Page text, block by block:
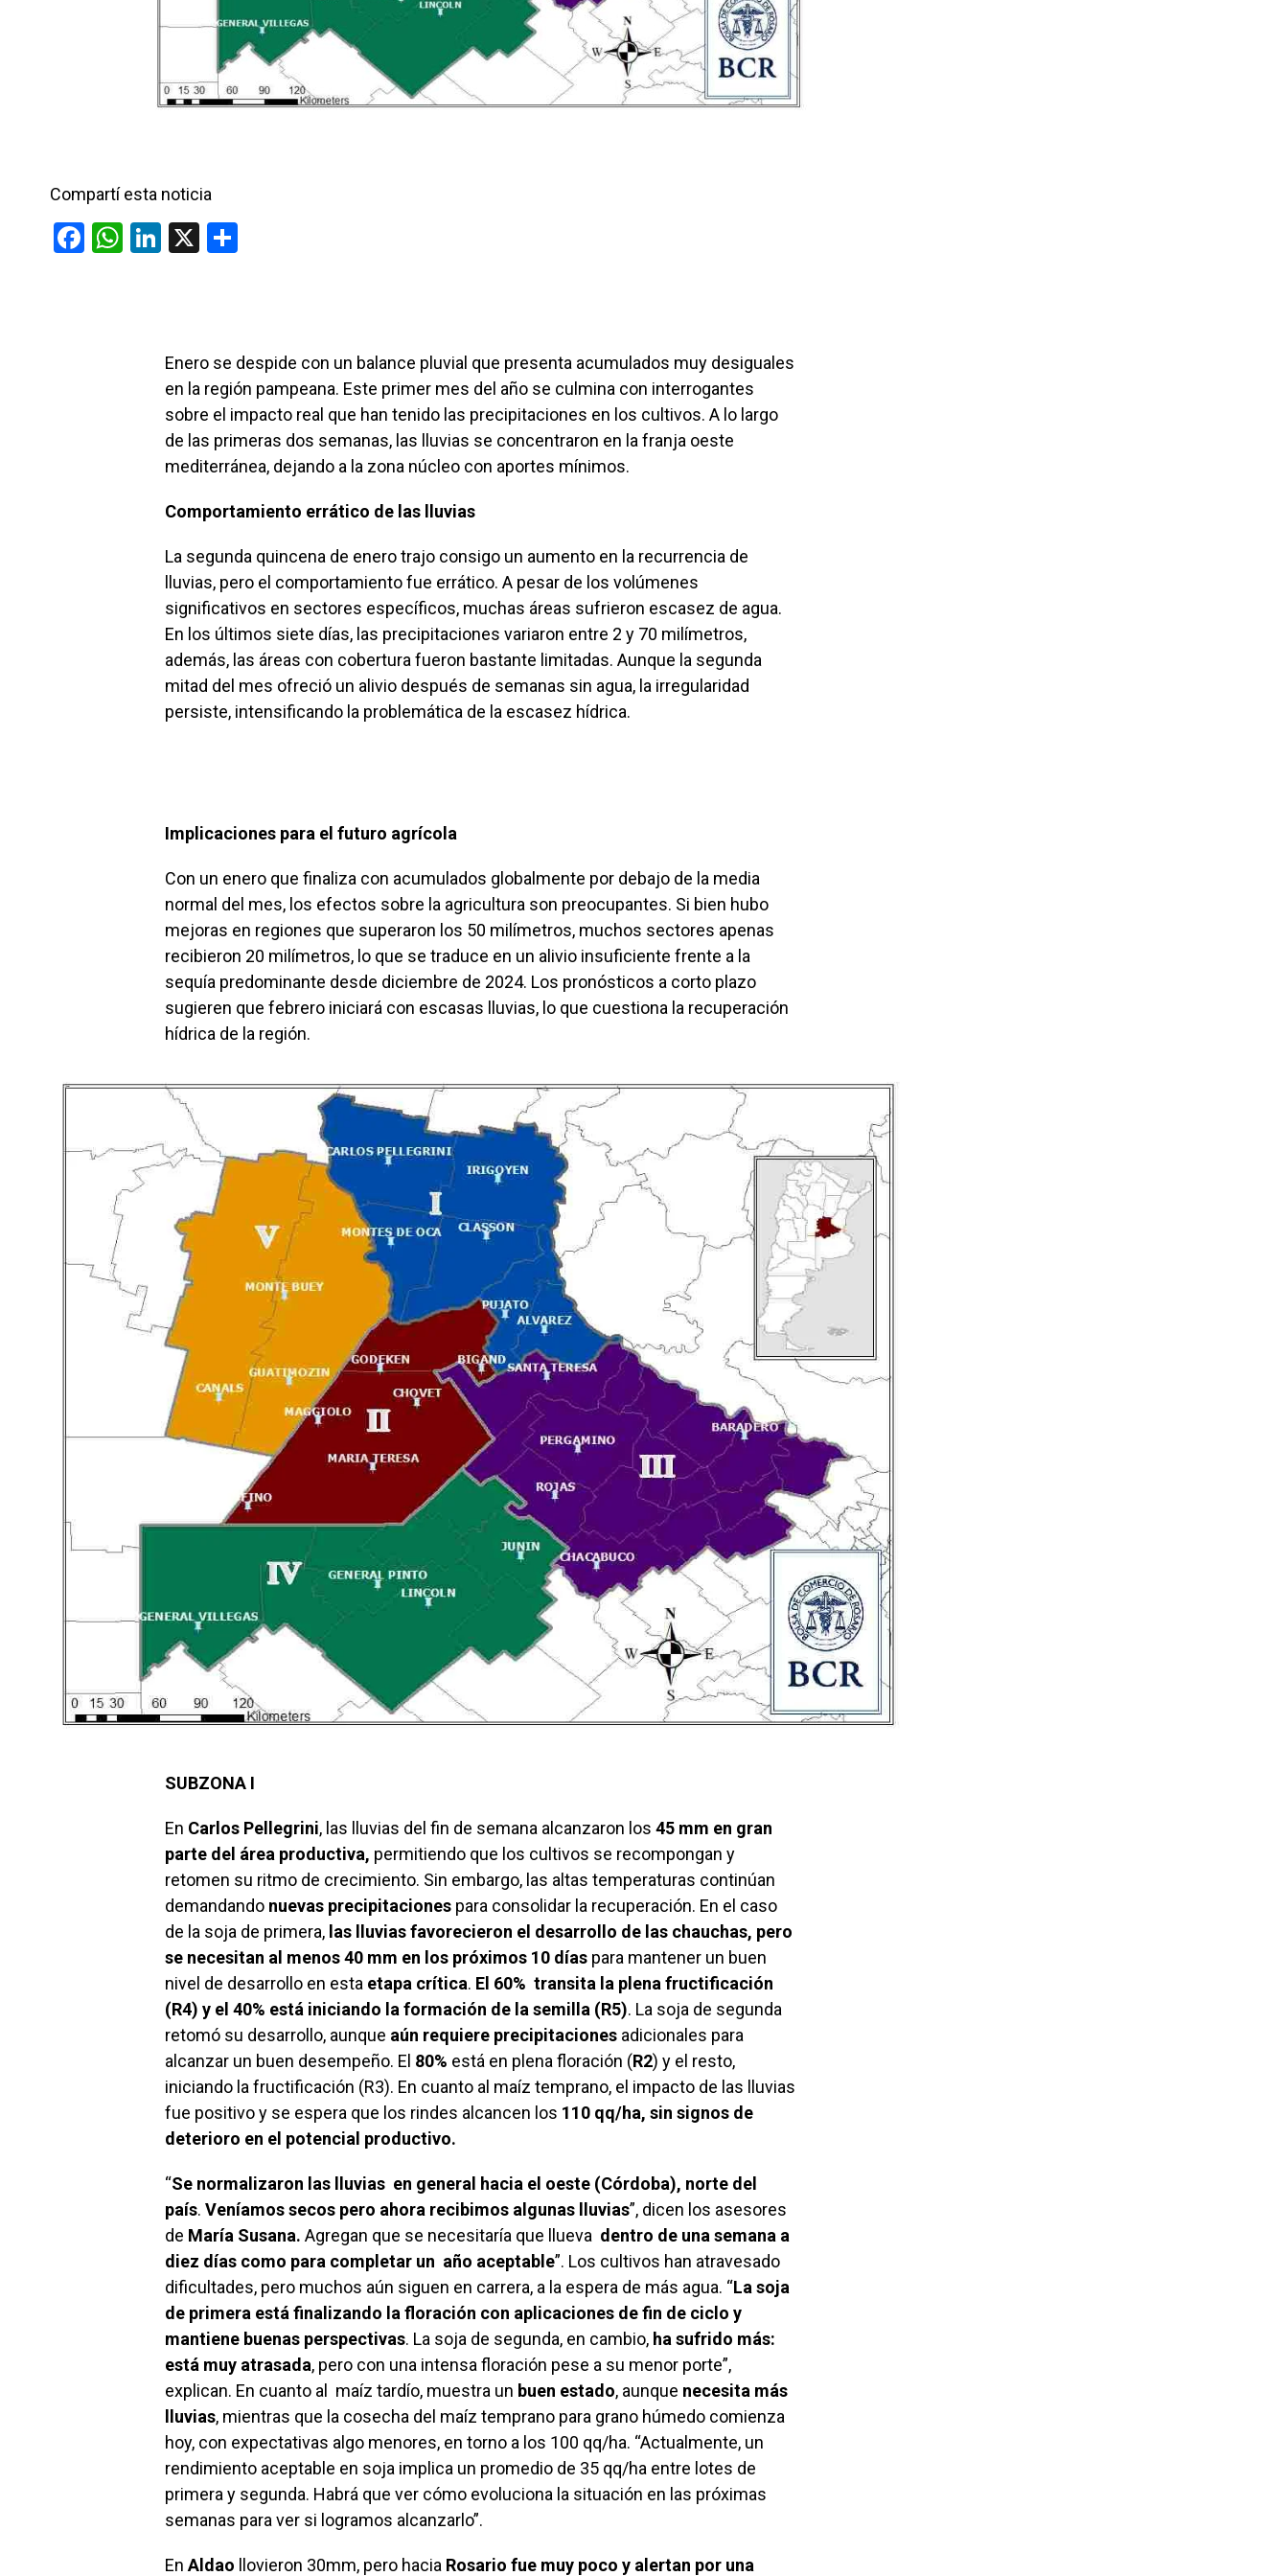
Compartí esta noticia
F
W Li
n
X
ar
tir
Enero se despide con un balance pluvial que presenta acumulados muy desiguales
en la región pampeana. Este primer mes del año se culmina con interrogantes
sobre el impacto real que han tenido las precipitaciones en los cultivos. A lo largo
de las primeras dos semanas, las lluvias se concentraron en la franja oeste
mediterránea, dejando a la zona núcleo con aportes mínimos.
Comportamiento errático de las lluvias
La segunda quincena de enero trajo consigo un aumento en la recurrencia de
lluvias, pero el comportamiento fue errático. A pesar de los volúmenes
significativos en sectores específicos, muchas áreas sufrieron escasez de agua.
En los últimos siete días, las precipitaciones variaron entre 2 y 70 milímetros,
además, las áreas con cobertura fueron bastante limitadas. Aunque la segunda
mitad del mes ofreció un alivio después de semanas sin agua, la irregularidad
persiste, intensificando la problemática de la escasez hídrica.
Implicaciones para el futuro agrícola
Con un enero que finaliza con acumulados globalmente por debajo de la media
normal del mes, los efectos sobre la agricultura son preocupantes. Si bien hubo
mejoras en regiones que superaron los 50 milímetros, muchos sectores apenas
recibieron 20 milímetros, lo que se traduce en un alivio insuficiente frente a la
sequía predominante desde diciembre de 2024. Los pronósticos a corto plazo
sugieren que febrero iniciará con escasas lluvias, lo que cuestiona la recuperación
hídrica de la región.
SUBZONA I
En Carlos Pellegrini, las lluvias del fin de semana alcanzaron los 45 mm en gran
parte del área productiva, permitiendo que los cultivos se recompongan y
retomen su ritmo de crecimiento. Sin embargo, las altas temperaturas continúan
demandando nuevas precipitaciones para consolidar la recuperación. En el caso
de la soja de primera, las lluvias favorecieron el desarrollo de las chauchas, pero
se necesitan al menos 40 mm en los próximos 10 días para mantener un buen
nivel de desarrollo en esta etapa crítica. El 60% transita la plena fructificación
(R4) y el 40% está iniciando la formación de la semilla (R5). La soja de segunda
retomó su desarrollo, aunque aún requiere precipitaciones adicionales para
alcanzar un buen desempeño. El 80% está en plena floración (R2) y el resto,
iniciando la fructificación (R3). En cuanto al maíz temprano, el impacto de las lluvias
fue positivo y se espera que los rindes alcancen los 110 qq/ha, sin signos de
deterioro en el potencial productivo.
“Se normalizaron las lluvias en general hacia el oeste (Córdoba), norte del
país. Veníamos secos pero ahora recibimos algunas lluvias”, dicen los asesores
de María Susana. Agregan que se necesitaría que llueva dentro de una semana a
diez días como para completar un año aceptable”. Los cultivos han atravesado
dificultades, pero muchos aún siguen en carrera, a la espera de más agua. “La soja
de primera está finalizando la floración con aplicaciones de fin de ciclo y
mantiene buenas perspectivas. La soja de segunda, en cambio, ha sufrido más:
está muy atrasada, pero con una intensa floración pese a su menor porte”,
explican. En cuanto al maíz tardío, muestra un buen estado, aunque necesita más
lluvias, mientras que la cosecha del maíz temprano para grano húmedo comienza
hoy, con expectativas algo menores, en torno a los 100 qq/ha. “Actualmente, un
rendimiento aceptable en soja implica un promedio de 35 qq/ha entre lotes de
primera y segunda. Habrá que ver cómo evoluciona la situación en las próximas
semanas para ver si logramos alcanzarlo”.
En Aldao llovieron 30mm, pero hacia Rosario fue muy poco y alertan por una